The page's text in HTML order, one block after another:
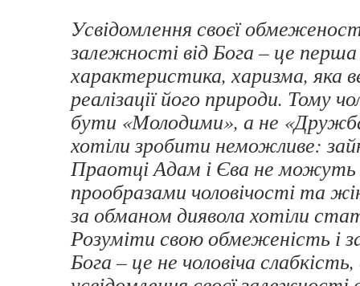
Усвідомлення своєї
залежності від Бога – це перша
характеристика, харизма, яка
реалізації його природи. Тому
бути «Молодими», а не
хотіли зробити неможливе:
Праотці Адам і Єва не
прообразами чоловічості та
за обманом диявола хотіли
Розуміти свою обмеженість і
Бога – це не чоловіча